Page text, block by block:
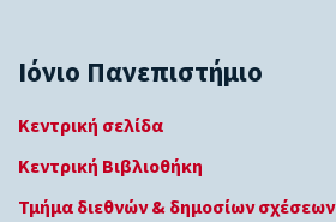
Ιόνιο Πανεπιστήμιο
Κεντρική σελίδα
Κεντρική Βιβλιοθήκη
Τμήμα διεθνών & δημοσίων σχέσεων